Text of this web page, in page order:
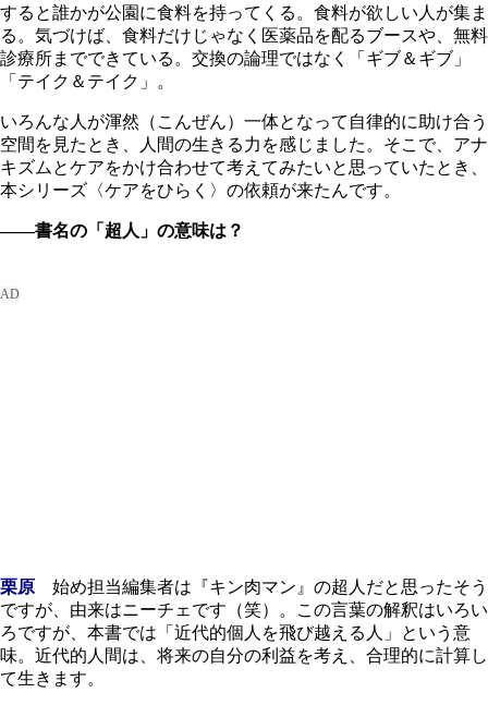
すると誰かが公園に食料を持ってくる。食料が欲しい人が集ま
る。気づけば、食料だけじゃなく医薬品を配るブースや、無料
診療所までできている。交換の論理ではなく「ギブ＆ギブ」
「テイク＆テイク」。
いろんな人が渾然（こんぜん）一体となって自律的に助け合う
空間を見たとき、人間の生きる力を感じました。そこで、アナ
キズムとケアをかけ合わせて考えてみたいと思っていたとき、
本シリーズ〈ケアをひらく〉の依頼が来たんです。
――書名の「超人」の意味は？
栗原 始め担当編集者は『キン肉マン』の超人だと思ったそう
ですが、由来はニーチェです（笑）。この言葉の解釈はいろい
ろですが、本書では「近代的個人を飛び越える人」という意
味。近代的人間は、将来の自分の利益を考え、合理的に計算し
て生きます。